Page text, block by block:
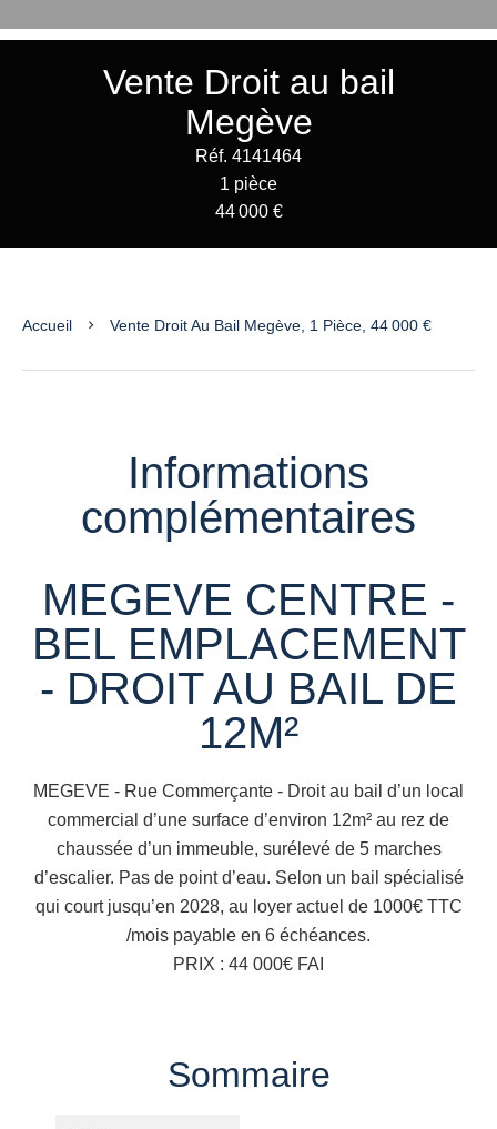
Vente Droit au bail
Megève
Réf. 4141464
1 pièce
44 000 €
Accueil Vente Droit Au Bail Megève, 1 Pièce, 44 000 €
Informations
complémentaires
MEGEVE CENTRE -
BEL EMPLACEMENT
- DROIT AU BAIL DE
12M²
MEGEVE - Rue Commerçante - Droit au bail d’un local
commercial d’une surface d’environ 12m² au rez de
chaussée d’un immeuble, surélevé de 5 marches
d’escalier. Pas de point d’eau. Selon un bail spécialisé
qui court jusqu’en 2028, au loyer actuel de 1000€ TTC
/mois payable en 6 échéances.
PRIX : 44 000€ FAI
Sommaire